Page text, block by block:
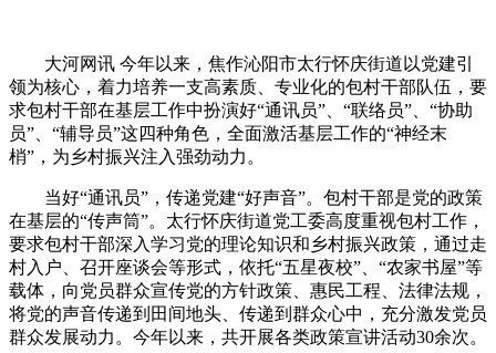
大河网讯 今年以来，焦作沁阳市太行怀庆街道以党建引
领为核心，着力培养一支高素质、专业化的包村干部队伍，要
求包村干部在基层工作中扮演好“通讯员”、“联络员”、“协助
员”、“辅导员”这四种角色，全面激活基层工作的“神经末
梢”，为乡村振兴注入强劲动力。
当好“通讯员”，传递党建“好声音”。包村干部是党的政策
在基层的“传声筒”。太行怀庆街道党工委高度重视包村工作，
要求包村干部深入学习党的理论知识和乡村振兴政策，通过走
村入户、召开座谈会等形式，依托“五星夜校”、“农家书屋”等
载体，向党员群众宣传党的方针政策、惠民工程、法律法规，
将党的声音传递到田间地头、传递到群众心中，充分激发党员
群众发展动力。今年以来，共开展各类政策宣讲活动30余次。